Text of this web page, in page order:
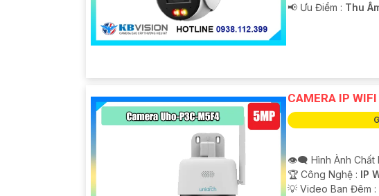
️📢 Ưu Điểm : Thu
CAMERA IP
👁️‍🗨 Hình Ành Chất
🏆 Công Nghệ : IP
💡 Video Ban Đêm :